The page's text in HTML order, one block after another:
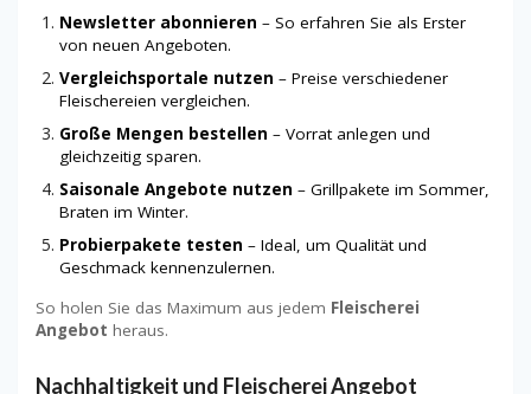
Newsletter abonnieren – So erfahren Sie als Erster
von neuen Angeboten.
Vergleichsportale nutzen – Preise verschiedener
Fleischereien vergleichen.
Große Mengen bestellen – Vorrat anlegen und
gleichzeitig sparen.
Saisonale Angebote nutzen – Grillpakete im Sommer,
Braten im Winter.
Probierpakete testen – Ideal, um Qualität und
Geschmack kennenzulernen.
So holen Sie das Maximum aus jedem Fleischerei
Angebot heraus.
Nachhaltigkeit und Fleischerei Angebot